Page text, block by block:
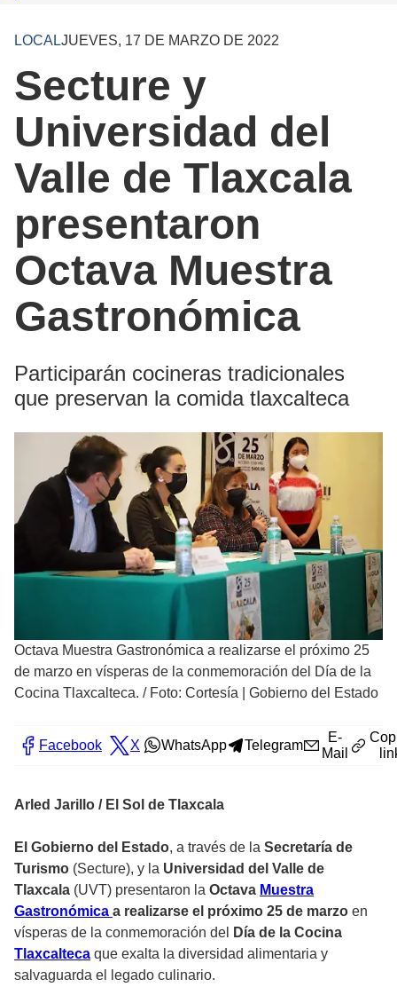
LOCALJUEVES, 17 DE MARZO DE 2022
Secture y
Universidad del
Valle de Tlaxcala
presentaron
Octava Muestra
Gastronómica
Participarán cocineras tradicionales
que preservan la comida tlaxcalteca
Octava Muestra Gastronómica a realizarse el próximo 25
de marzo en vísperas de la conmemoración del Día de la
Cocina Tlaxcalteca. / Foto: Cortesía | Gobierno del Estado
Facebook X WhatsApp Telegram
E-
Mail
Arled Jarillo / El Sol de Tlaxcala
El Gobierno del Estado, a través de la Secretaría de
Turismo (Secture), y la Universidad del Valle de
Tlaxcala (UVT) presentaron la Octava Muestra
Gastronómica a realizarse el próximo 25 de marzo en
vísperas de la conmemoración del
Día de la Cocina
Tlaxcalteca que exalta la diversidad alimentaria y
salvaguarda el legado culinario.